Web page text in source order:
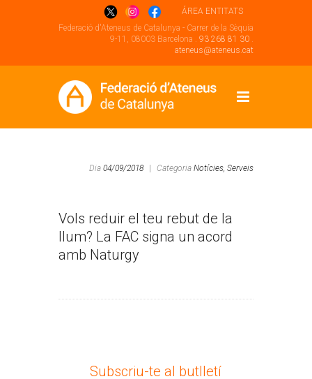
ÁREA ENTITATS
Federació d'Ateneus de Catalunya - Carrer de la Sèquia
9-11, 08003 Barcelona . 93 268 81 30 .
ateneus@ateneus.cat
Dia 04/09/2018 Categoria Notícies, Serveis
Vols reduir el teu rebut de la
llum? La FAC signa un acord
amb Naturgy
Subscriu-te al butlletí